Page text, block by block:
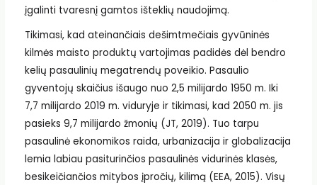
įgalinti tvaresnį gamtos išteklių naudojimą.
Tikimasi, kad ateinančiais dešimtmečiais gyvūninės
kilmės maisto produktų vartojimas padidės dėl bendro
kelių pasaulinių megatrendų poveikio. Pasaulio
gyventojų skaičius išaugo nuo 2,5 milijardo 1950 m. Iki
7,7 milijardo 2019 m. viduryje ir tikimasi, kad 2050 m. jis
pasieks 9,7 milijardo žmonių (JT, 2019). Tuo tarpu
pasaulinė ekonomikos raida, urbanizacija ir globalizacija
lemia labiau pasiturinčios pasaulinės vidurinės klasės,
besikeičiančios mitybos įpročių, kilimą (EEA, 2015). Visų